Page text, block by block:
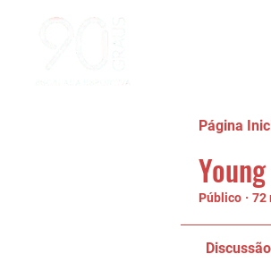
Página
Público · 72
Discussão